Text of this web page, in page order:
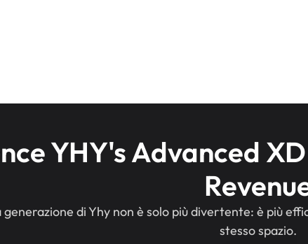
YHY's Advanced
generazione di Yhy non è solo più divertente: è più
stesso spazio.